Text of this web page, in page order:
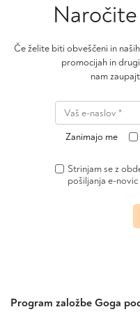
Če želite biti obveščeni in
promocijah in
nam
Zanimajo me
Strinjam se z
pošiljanja e-novic
Program založbe Goga